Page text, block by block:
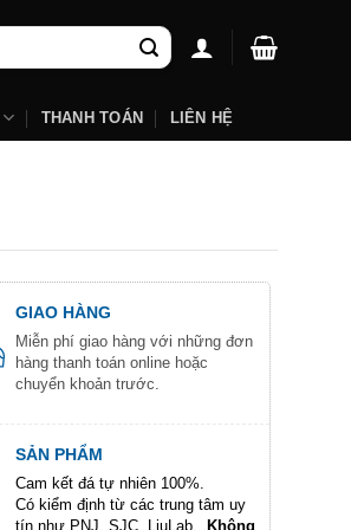
THANH TOÁN LIÊN HỆ
GIAO HÀNG
Miễn phí giao hàng với những đơn
hàng thanh toán online hoặc
chuyển khoản trước.
SẢN PHẨM
Cam kết đá tự nhiên 100%.
Có kiểm định từ các trung tâm uy
tín như PNJ, SJC, LiuLab...
Không